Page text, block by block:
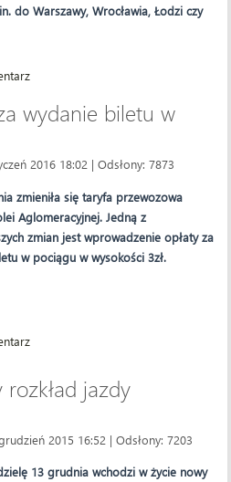
do Warszawy, Wrocławia, Łodzi czy
wydanie biletu w
2016 18:02 | Odsłony: 7873
zmieniła się taryfa przewozowa
Aglomeracyjnej. Jedną z
zmian jest wprowadzenie opłaty za
w pociągu w wysokości 3zł.
jazdy
2015 16:52 | Odsłony: 7203
13 grudnia wchodzi w życie nowy